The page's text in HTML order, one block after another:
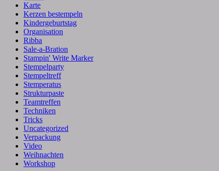
Karte
Kerzen bestempeln
Kindergeburtstag
Organisation
Ribba
Sale-a-Bration
Stampin' Write Marker
Stempelparty
Stempeltreff
Stemperatus
Strukturpaste
Teamtreffen
Techniken
Tricks
Uncategorized
Verpackung
Video
Weihnachten
Workshop